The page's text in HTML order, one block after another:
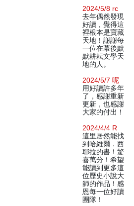
2024/5/8 rc
去年偶然發現
好讀，覺得這
裡根本是寶藏
天地！謝謝每
一位在幕後默
默耕耘文學天
地的人。
2024/5/7 呢
用好讀許多年
了，感謝重新
更新，也感謝
大家的付出！
2024/4/4 R
這里居然能找
到哈維爾．西
耶拉的書！驚
喜萬分！希望
能讀到更多這
位歷史小說大
師的作品！感
恩每一位好讀
團隊！